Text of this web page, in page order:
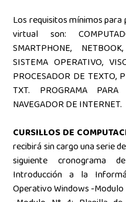
Los requisitos mínimos
virtual son:
SMARTPHONE,
SISTEMA OPERATIVO,
PROCESADOR DE TEXTO,
TXT. PROGRAMA
NAVEGADOR DE INTERNET.
CURSILLOS DE
recibirá sin cargo una serie
siguiente cronograma
Introducción a la
Operativo Windows -